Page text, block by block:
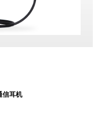
信耳机